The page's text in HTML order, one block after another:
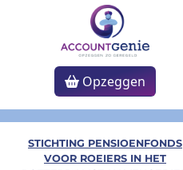
Opzeggen
STICHTING PENSIOENFONDS
VOOR ROEIERS IN HET